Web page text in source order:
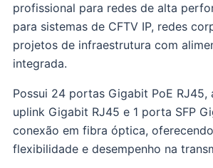
profissional para redes de alta
para sistemas de CFTV IP, redes
projetos de infraestrutura com
integrada.
Possui 24 portas Gigabit PoE RJ45,
uplink Gigabit RJ45 e 1 porta SFP
conexão em fibra óptica,
flexibilidade e desempenho na